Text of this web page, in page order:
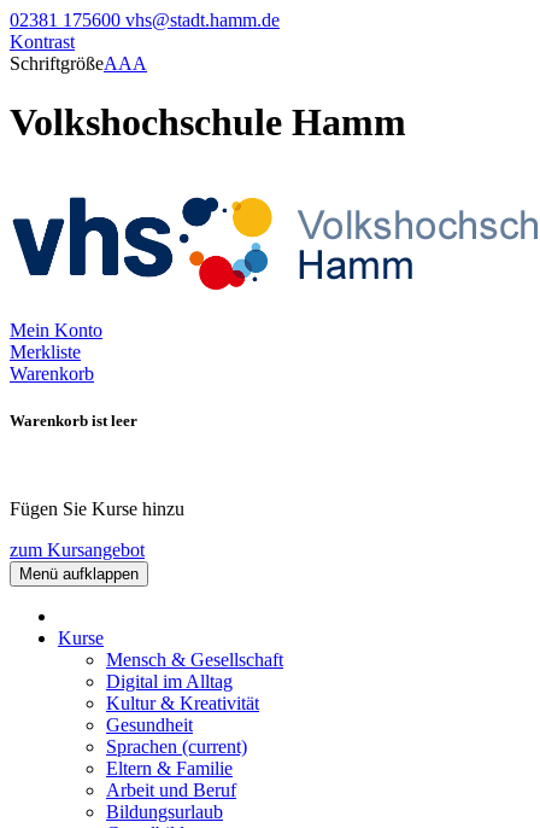
02381 175600 vhs@stadt.hamm.de
Kontrast
SchriftgrößeAAA
Volkshochschule Hamm
Mein Konto
Merkliste
Warenkorb
Warenkorb ist leer
Fügen Sie Kurse hinzu
zum Kursangebot
Menü aufklappen
Kurse
Mensch & Gesellschaft
Digital im Alltag
Kultur & Kreativität
Gesundheit
Sprachen (current)
Eltern & Familie
Arbeit und Beruf
Bildungsurlaub